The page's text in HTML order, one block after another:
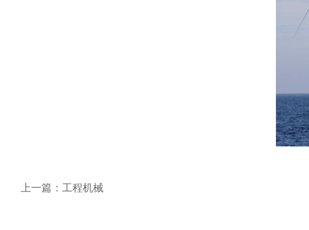
上一篇： 工程机械